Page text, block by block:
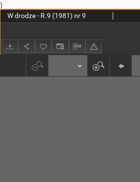
)
W drodze - R.9 (1981) nr 9